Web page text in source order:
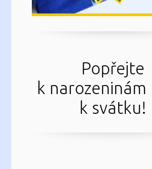
Popřejte
k narozeninám
k svátku!